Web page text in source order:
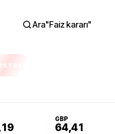
Ara"Faiz kararı"
GBP
64,41